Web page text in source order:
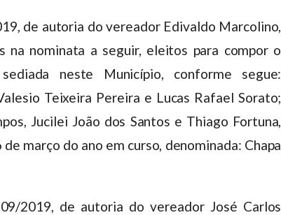
de autoria do vereador Edivaldo Marcolino,
na nominata a seguir, eleitos para compor o
neste Município, conforme segue:
Teixeira Pereira e Lucas Rafael Sorato;
Jucilei João dos Santos e Thiago Fortuna,
março do ano em curso, denominada: Chapa
2019, de autoria do vereador José Carlos